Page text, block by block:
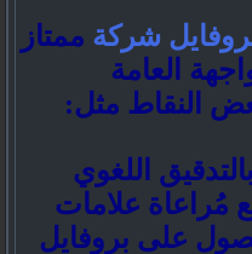
شركة ممتاز
العامة
النقاط مثل:
اللغوي
مُراعاة علامات
على بروفايل